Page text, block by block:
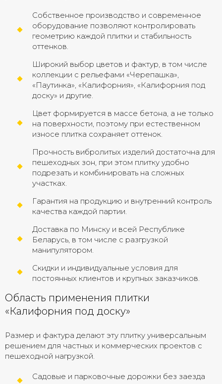
Собственное производство и современное
оборудование позволяют контролировать
геометрию каждой плитки и стабильность
оттенков.
Широкий выбор цветов и фактур, в том числе
коллекции с рельефами «Черепашка»,
«Паутинка», «Калифорния», «Калифорния под
доску» и другие.
Цвет формируется в массе бетона, а не только
на поверхности, поэтому при естественном
износе плитка сохраняет оттенок.
Прочность вибролитых изделий достаточна для
пешеходных зон, при этом плитку удобно
подрезать и комбинировать на сложных
участках.
Гарантия на продукцию и внутренний контроль
качества каждой партии.
Доставка по Минску и всей Республике
Беларусь, в том числе с разгрузкой
манипулятором.
Скидки и индивидуальные условия для
постоянных клиентов и крупных заказчиков.
Область применения плитки
«Калифорния под доску»
Размер и фактура делают эту плитку универсальным
решением для частных и коммерческих проектов с
пешеходной нагрузкой.
Садовые и парковочные дорожки без заезда